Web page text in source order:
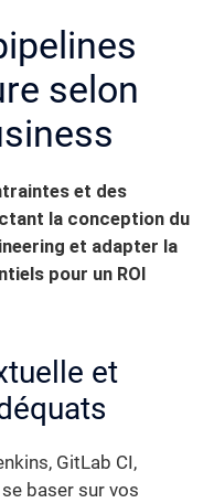
selon
et des
la conception du
et adapter la
pour un ROI
et
GitLab CI,
baser sur vos